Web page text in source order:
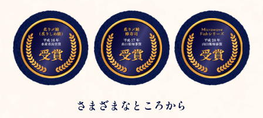
さまざまなところから